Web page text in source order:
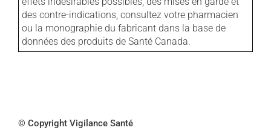
des contre-indications, consultez votre pharmacien
ou la monographie du fabricant dans la base de
données des produits de Santé Canada.
© Copyright Vigilance Santé